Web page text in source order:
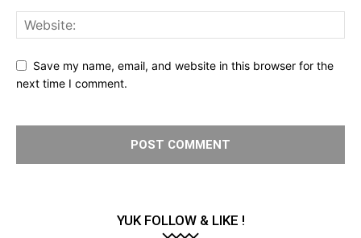
Save my name, email, and website in this browser for the
next time I comment.
YUK FOLLOW & LIKE !